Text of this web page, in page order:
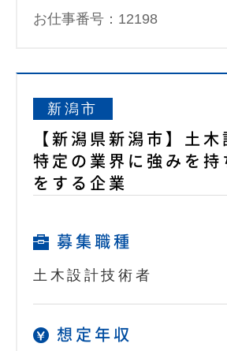
お仕事番号：12198
新潟市
【新潟県新潟市】土木
特定の業界に強みを持
をする企業
募集職種
土木設計技術者
想定年収